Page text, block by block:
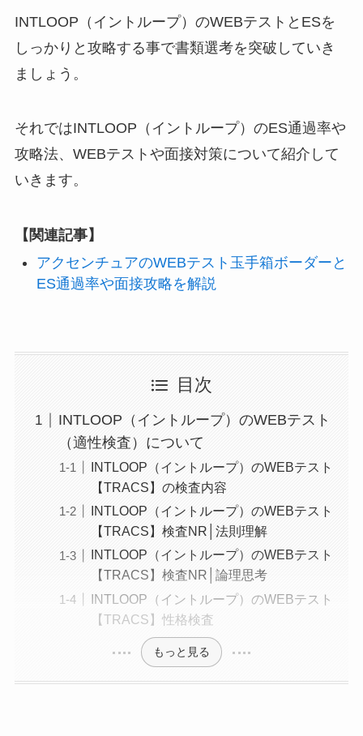
INTLOOP（イントループ）のWEBテストとESを
しっかりと攻略する事で書類選考を突破していき
ましょう。
それではINTLOOP（イントループ）のES通過率や
攻略法、WEBテストや面接対策について紹介して
いきます。
【関連記事】
アクセンチュアのWEBテスト玉手箱ボーダーと
ES通過率や面接攻略を解説
目次
INTLOOP（イントループ）のWEBテスト
（適性検査）について
INTLOOP（イントループ）のWEBテスト
【TRACS】の検査内容
INTLOOP（イントループ）のWEBテスト
【TRACS】検査NR│法則理解
INTLOOP（イントループ）のWEBテスト
【TRACS】検査NR│論理思考
INTLOOP（イントループ）のWEBテスト
【TRACS】性格検査
もっと見る